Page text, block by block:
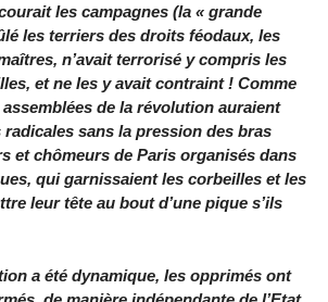
les campagnes (la « grande
les terriers des droits féodaux, les
n’avait terrorisé y compris les
et ne les y avait contraint ! Comme
de la révolution auraient
sans la pression des bras
et chômeurs de Paris organisés dans
qui garnissaient les corbeilles et les
leur tête au bout d’une pique s’ils
a été dynamique, les opprimés ont